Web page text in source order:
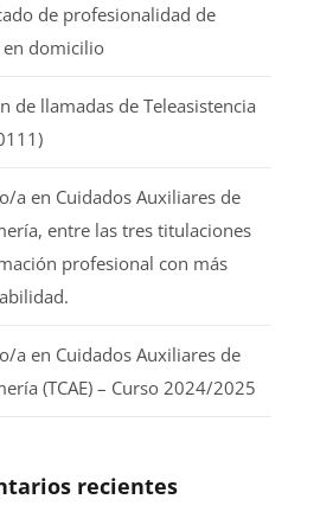
de profesionalidad de
domicilio
de llamadas de Teleasistencia
a en Cuidados Auxiliares de
entre las tres titulaciones
profesional con más
a en Cuidados Auxiliares de
(TCAE) – Curso 2024/2025
recientes